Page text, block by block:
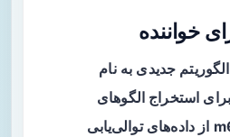
خواننده
جدیدی به نام
استخراج الگوهای
هم‌متیلاسیون m6A از داده‌های توالی‌یابی